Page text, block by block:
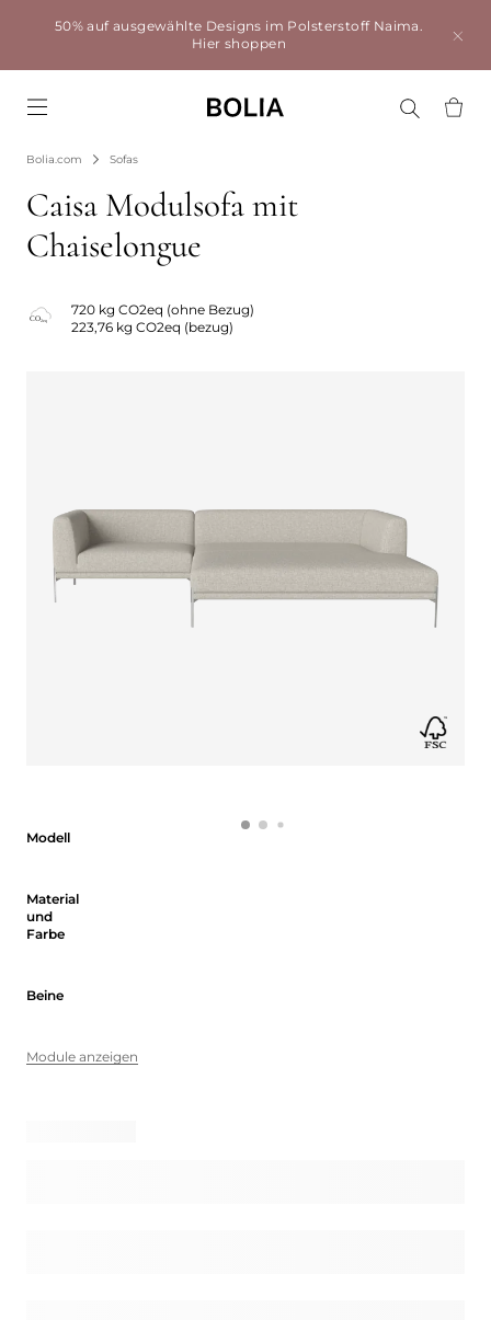
50% auf ausgewählte Designs im Polsterstoff Naima.
Hier shoppen
Bolia.com Sofas
Caisa Modulsofa mit
Chaiselongue
720 kg CO2eq (ohne Bezug)
223,76 kg CO2eq (bezug)
Modell
Material
und
Farbe
Beine
Module anzeigen